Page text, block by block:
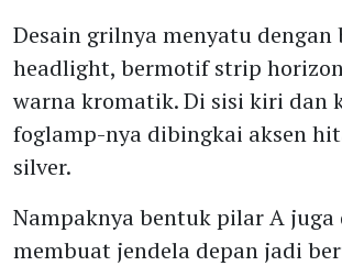
Desain grilnya menyatu dengan
headlight, bermotif strip
warna kromatik. Di sisi kiri dan
foglamp-nya dibingkai aksen
silver.
Nampaknya bentuk pilar A
membuat jendela depan jadi